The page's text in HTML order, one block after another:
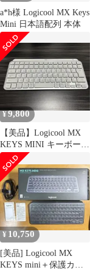
a*h様 Logicool MX Keys
Mini 日本語配列 本体
¥9,800
【美品】Logicool MX
KEYS MINI キーボード
本体
¥ 10,750
[美品] Logicool MX
KEYS mini＋保護カバ